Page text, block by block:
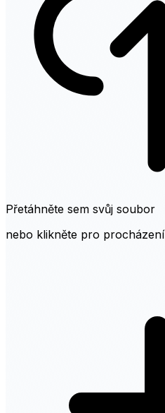
Přetáhněte sem svůj soubor
nebo klikněte pro procházení